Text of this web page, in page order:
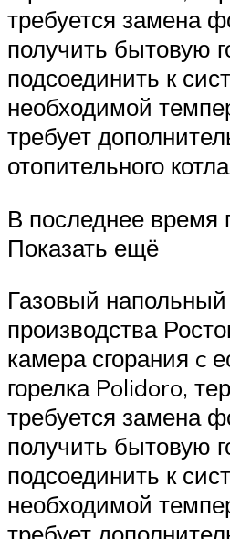
требуется замена
получить бытовую
подсоединить к
необходимой
требует
отопительного
В последнее время
Показать ещё
Газовый напольный
производства
камера сгорания c
горелка Polidoro,
требуется замена
получить бытовую
подсоединить к
необходимой